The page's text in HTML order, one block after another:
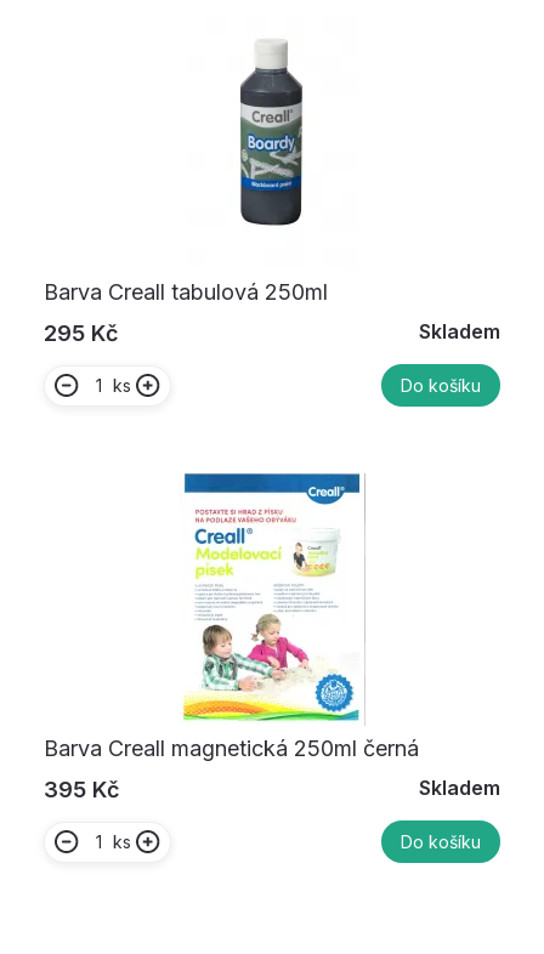
Barva Creall tabulová 250ml
295 Kč
Skladem
ks Do košíku
Barva Creall magnetická 250ml černá
395 Kč
Skladem
ks Do košíku